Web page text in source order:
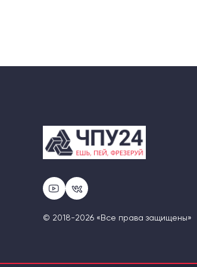
© 2018-2026 «Все права защищены»